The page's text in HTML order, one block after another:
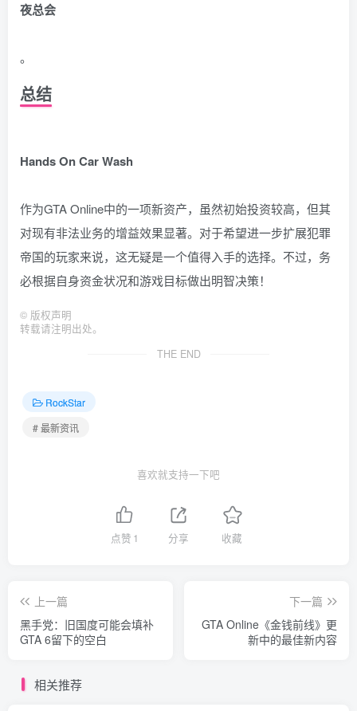
夜总会
。
总结
Hands On Car Wash
作为GTA Online中的一项新资产，虽然初始投资较高，但其
对现有非法业务的增益效果显著。对于希望进一步扩展犯罪
帝国的玩家来说，这无疑是一个值得入手的选择。不过，务
必根据自身资金状况和游戏目标做出明智决策！
© 版权声明
转载请注明出处。
THE END
RockStar
# 最新资讯
喜欢就支持一下吧
点赞 1 分享 收藏
上一篇
黑手党：旧国度可能会填补
GTA 6留下的空白
下一篇
GTA Online《金钱前线》更
新中的最佳新内容
相关推荐